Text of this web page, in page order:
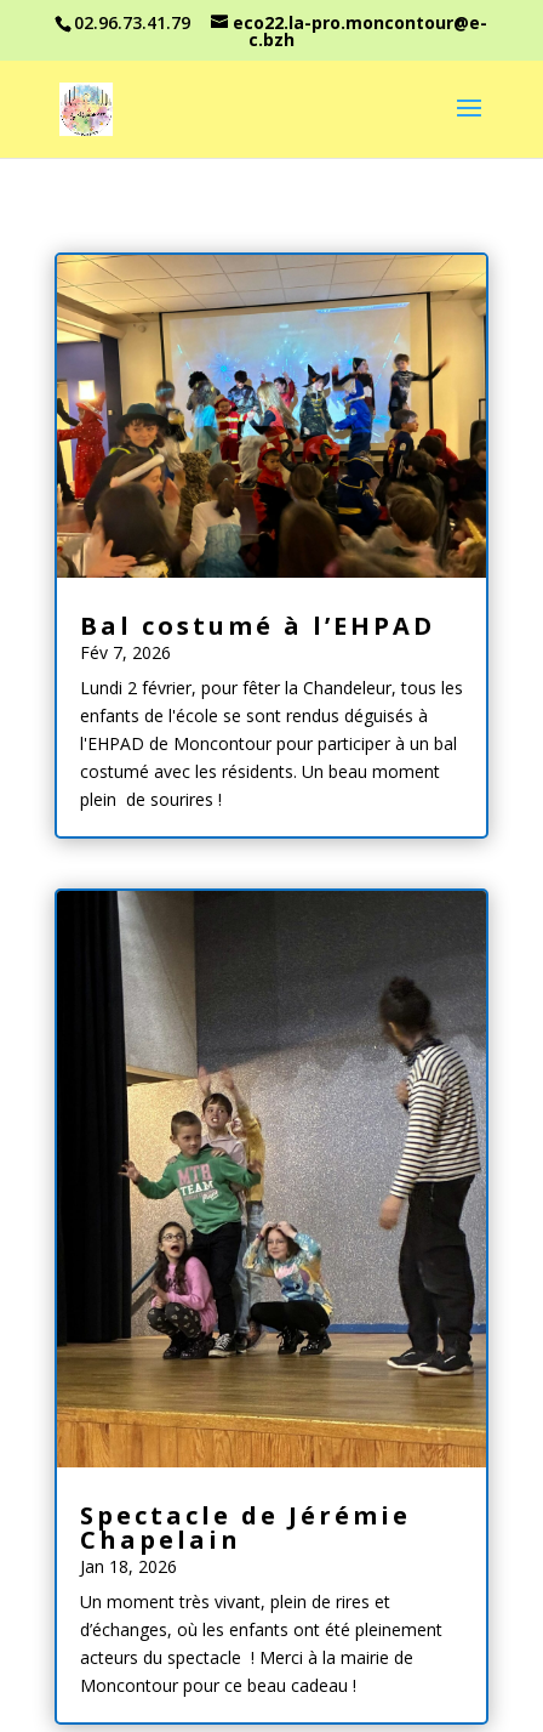
02.96.73.41.79 eco22.la-pro.moncontour@e-
c.bzh
Bal costumé à l’EHPAD
Fév 7, 2026
Lundi 2 février, pour fêter la Chandeleur, tous les
enfants de l'école se sont rendus déguisés à
l'EHPAD de Moncontour pour participer à un bal
costumé avec les résidents. Un beau moment
plein de sourires !
Spectacle de Jérémie
Chapelain
Jan 18, 2026
Un moment très vivant, plein de rires et
d’échanges, où les enfants ont été pleinement
acteurs du spectacle ! Merci à la mairie de
Moncontour pour ce beau cadeau !